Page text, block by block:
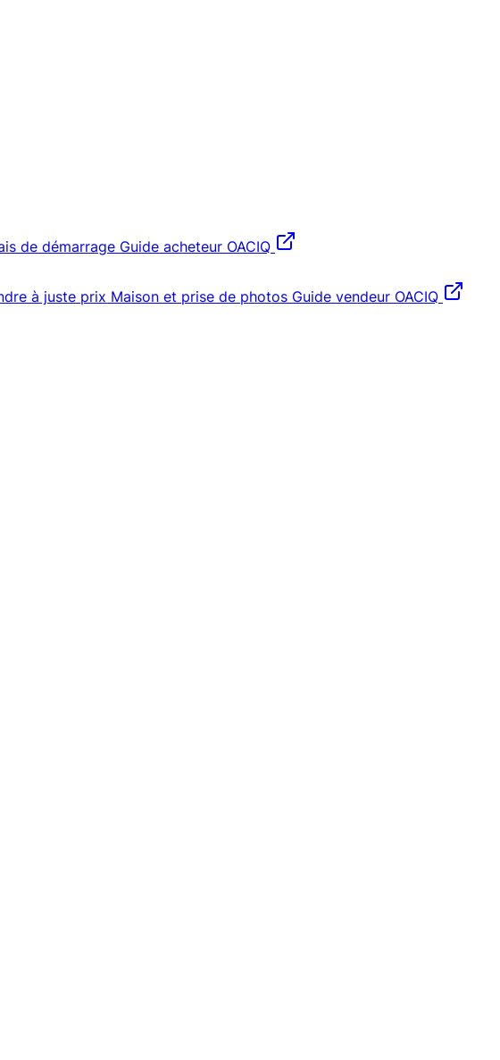
de démarrage Guide acheteur OACIQ
à juste prix Maison et prise de photos Guide vendeur OACIQ